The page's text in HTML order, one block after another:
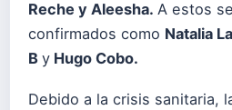
Reche y Aleesha. A estos
confirmados como Natalia
B y Hugo Cobo.
Debido a la crisis sanitaria,